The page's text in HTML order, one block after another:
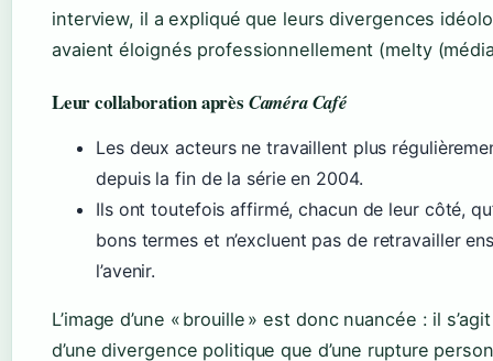
interview, il a expliqué que leurs divergences
avaient éloignés professionnellement (melty
Leur collaboration après Caméra Café
Les deux acteurs ne travaillent plus
depuis la fin de la série en 2004.
Ils ont toutefois affirmé, chacun de leur côté,
bons termes et n’excluent pas de retravailler
l’avenir.
L’image d’une « brouille » est donc nuancée : il
d’une divergence politique que d’une rupture